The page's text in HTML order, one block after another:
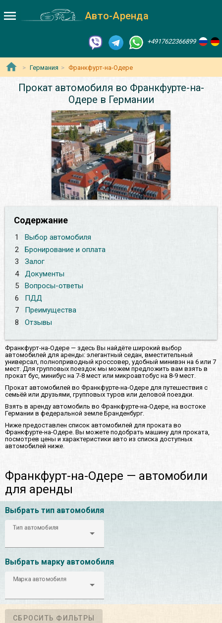
Авто-Аренда
+4917622366899
Германия Франкфурт-на-Одере
Прокат автомобиля во Франкфурте-на-
Одере в Германии
Содержание
1
Выбор автомобиля
2
Бронирование и оплата
3
Залог
4
Документы
5
Вопросы-ответы
6
ПДД
7
Преимущества
8
Отзывы
Франкфурт-на-Одере — здесь Вы найдёте широкий выбор
автомобилей для аренды: элегантный седан, вместительный
универсал, полноприводный кроссовер, удобный минивэн на 6 или 7
мест. Для групповых поездок мы можем предложить вам взять в
прокат бус, минибус на 7-8 мест или микроавтобус на 8-9 мест.
Прокат автомобилей во Франкфурте-на-Одере для путешествия с
семьёй или друзьями, групповых туров или деловой поездки.
Взять в аренду автомобиль во Франкфурте-на-Одере, на востоке
Германии в федеральной земле Бранденбург.
Ниже предоставлен список автомобилей для проката во
Франкфурте-на-Одере. Вы можете подобрать машину для проката,
посмотрев цены и характеристики авто из списка доступных
автомобилей ниже.
Франкфурт-на-Одере — автомобили
для аренды
Выбрать тип автомобиля
Тип автомобиля
Выбрать марку автомобиля
Марка автомобиля
СБРОСИТЬ ФИЛЬТРЫ